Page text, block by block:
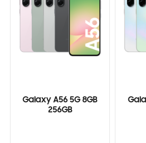
Galaxy A56 5G 8GB
256GB